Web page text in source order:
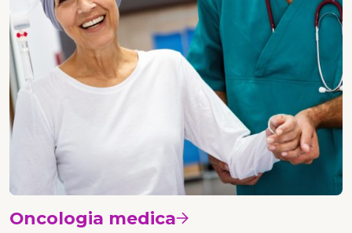
Oncologia medica Vedi i corsi